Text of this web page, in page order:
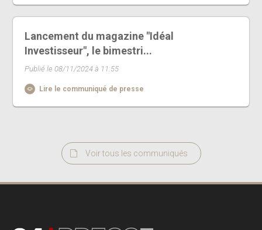
Lancement du magazine "Idéal
Investisseur", le bimestri...
Publié le 08/11/2024 à 11:55
Lire le communiqué de presse
Voir tous les communiqués